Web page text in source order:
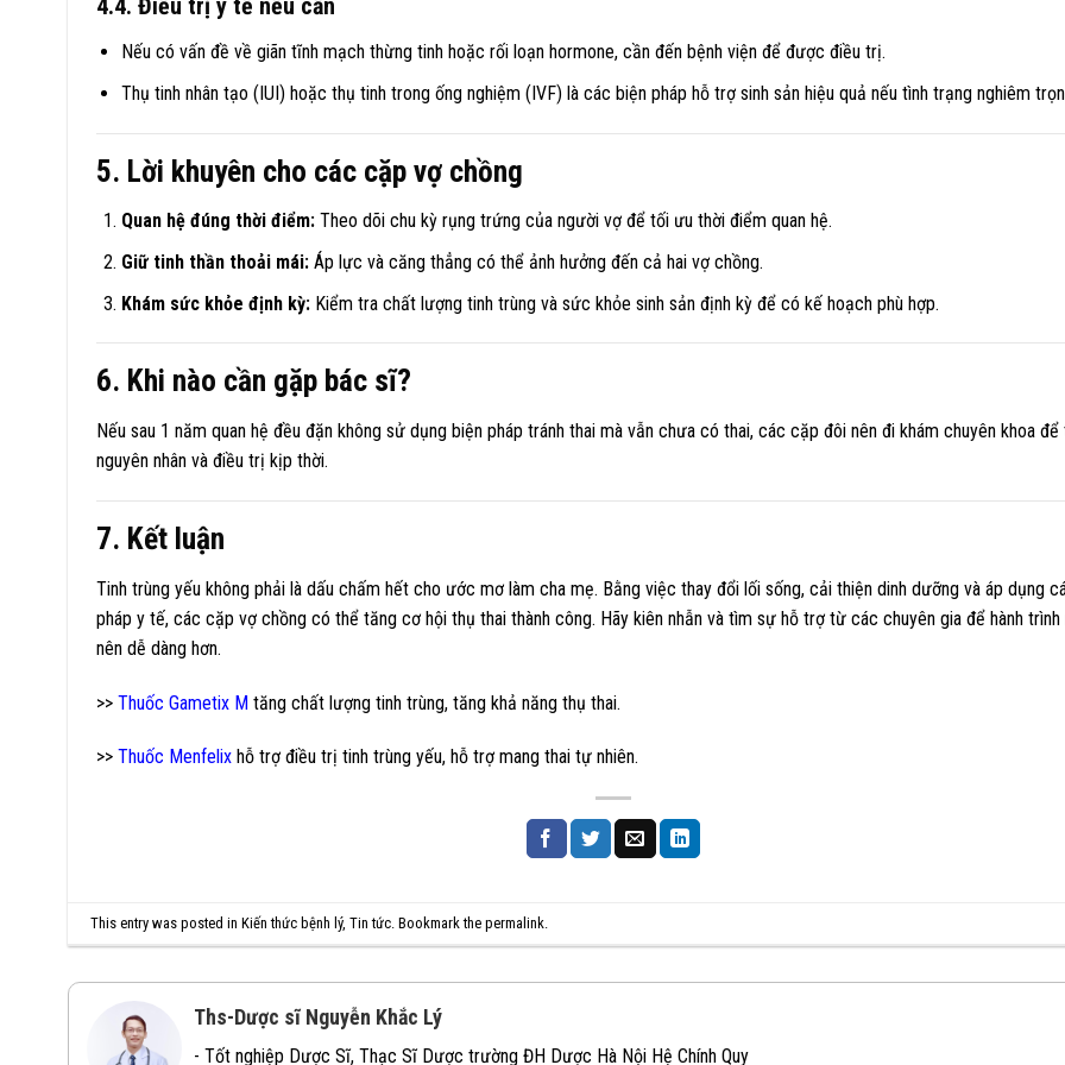
4.4. Điều trị y tế nếu cần
Nếu có vấn đề về giãn tĩnh mạch thừng tinh hoặc rối loạn hormone, cần đến bệnh viện để được điều trị.
Thụ tinh nhân tạo (IUI) hoặc thụ tinh trong ống nghiệm (IVF) là các biện pháp hỗ trợ sinh sản hiệu quả nếu tình trạng nghiêm
5. Lời khuyên cho các cặp vợ chồng
Quan hệ đúng thời điểm:Theo dõi chu kỳ rụng trứng của người vợ để tối ưu thời điểm quan hệ.
Giữ tinh thần thoải mái:Áp lực và căng thẳng có thể ảnh hưởng đến cả hai vợ chồng.
Khám sức khỏe định kỳ:Kiểm tra chất lượng tinh trùng và sức khỏe sinh sản định kỳ để có kế hoạch phù hợp.
6. Khi nào cần gặp bác sĩ?
Nếu sau 1 năm quan hệ đều đặn không sử dụng biện pháp tránh thai mà vẫn chưa có thai, các cặp đôi nên đi khám chuyên khoa
nguyên nhân và điều trị kịp thời.
7. Kết luận
Tinh trùng yếu không phải là dấu chấm hết cho ước mơ làm cha mẹ. Bằng việc thay đổi lối sống, cải thiện dinh dưỡng và áp dụng
pháp y tế, các cặp vợ chồng có thể tăng cơ hội thụ thai thành công. Hãy kiên nhẫn và tìm sự hỗ trợ từ các chuyên gia để hành
nên dễ dàng hơn.
>> Thuốc Gametix M tăng chất lượng tinh trùng, tăng khả năng thụ thai.
>> Thuốc Menfelix hỗ trợ điều trị tinh trùng yếu, hỗ trợ mang thai tự nhiên.
This entry was posted inKiến thức bệnh lý,Tin tức . Bookmark thepermalink
Ths-Dược sĩ Nguyễn Khắc Lý
- Tốt nghiệp Dược Sĩ, Thạc Sĩ Dược trường ĐH Dược Hà Nội Hệ Chính Quy